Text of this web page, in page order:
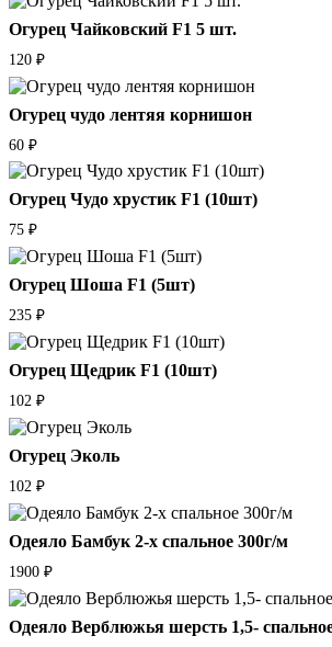
Огурец Чайковский F1 5 шт.
120 ₽
Огурец чудо лентяя корнишон
60 ₽
Огурец Чудо хрустик F1 (10шт)
75 ₽
Огурец Шоша F1 (5шт)
235 ₽
Огурец Щедрик F1 (10шт)
102 ₽
Огурец Эколь
102 ₽
Одеяло Бамбук 2-х спальное 300г/м
1900 ₽
Одеяло Верблюжья шерсть 1,5-